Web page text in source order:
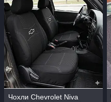
Чохли Chevrolet Niva